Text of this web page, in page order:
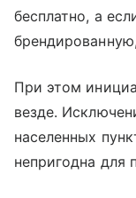
бесплатно, а
При этом
везде.
населенных
непригодна для